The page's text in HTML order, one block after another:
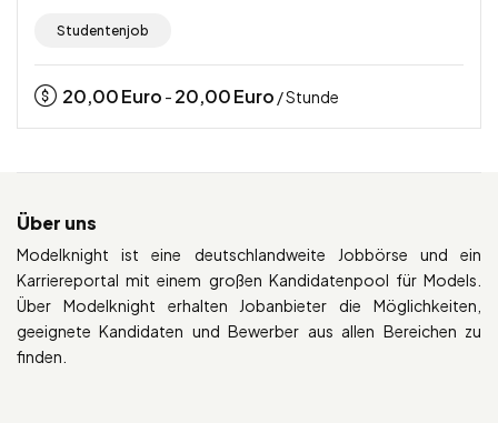
Studentenjob
20,00Euro - 20,00Euro / Stunde
Über uns
Modelknight ist eine deutschlandweite Jobbörse und ein
Karriereportal mit einem großen Kandidatenpool für Models.
Über Modelknight erhalten Jobanbieter die Möglichkeiten,
geeignete Kandidaten und Bewerber aus allen Bereichen zu
finden.